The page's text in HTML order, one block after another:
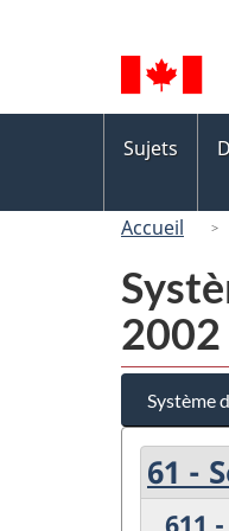
de
la
langue
des
Sujets
Accueil
2002
Système
61 -
611